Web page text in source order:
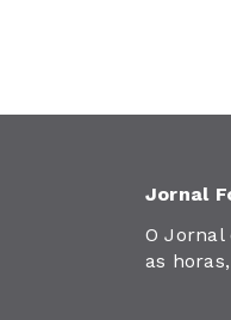
Jornal
O Jornal
as